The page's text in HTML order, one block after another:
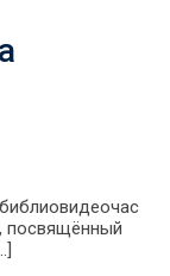
посвящённый